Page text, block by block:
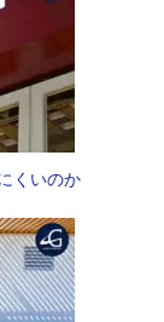
くいのか